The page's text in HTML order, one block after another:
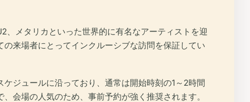
メタリカといった世界的に有名なアーティストを迎
来場者にとってインクルーシブな訪問を保証してい
ジュールに沿っており、通常は開始時刻の1～2時間
会場の人気のため、事前予約が強く推奨されます。